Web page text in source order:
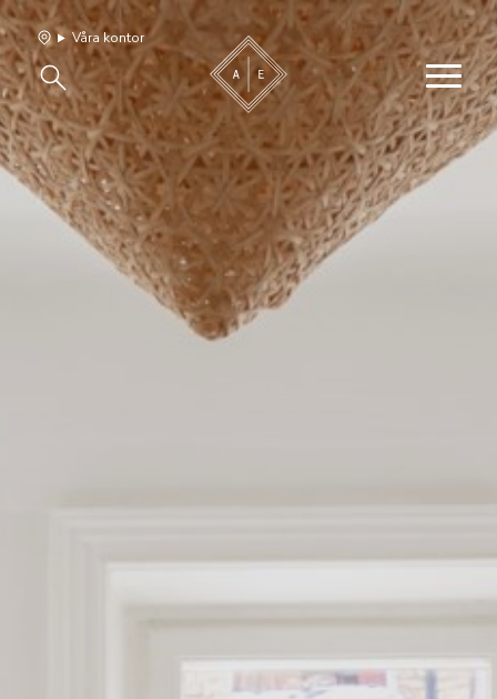
Våra hem
Sälj med oss
Bevakning
Franchise
Våra kontor